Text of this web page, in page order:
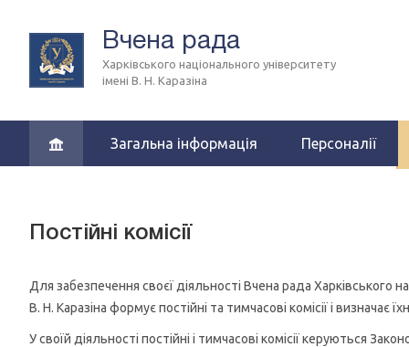
Вчена рада
Харківського національного університету
імені В. Н. Каразіна
Загальна інформація Персоналії
Постійні комісії
Для забезпечення своєї діяльності Вчена рада Харківського
В. Н. Каразіна формує постійні та тимчасові комісії і визначає
У своїй діяльності постійні і тимчасові комісії керуються